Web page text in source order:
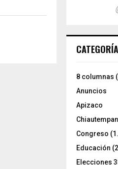
8 columnas
Anuncios
Apizaco
Chiautempan
Congreso
Educación
Elecciones